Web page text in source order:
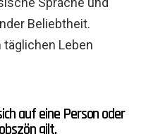
Beliebtheit.
Leben
auf eine Person oder
gilt.